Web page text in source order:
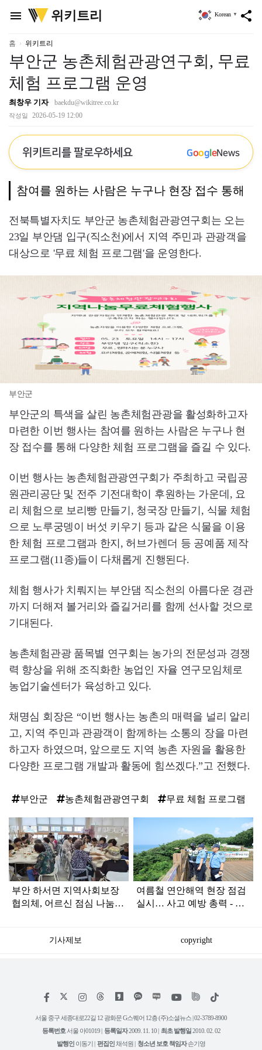
menu
위
키
리
위키트리 share
Korean ▼
홈 위키트리
부안군 농촌체험관광연구회, 무료
체험 프로그램 운영
최창우 기자 baekdu@wikitree.co.kr
작성일 2026-05-19 12:00
위키트리를 팔로우하세요 GoogleNews
참여를 원하는 사람은 누구나 현장 접수 통해
전북특별자치도 부안군 농촌체험관광연구회는 오는
23일 부안댐 입구(직소천)에서 지역 주민과 관광객을
대상으로 '무료 체험 프로그램'을 운영한다.
부안군
부안군의 특색을 살린 농촌체험관광을 활성화하고자
마련한 이번 행사는 참여를 원하는 사람은 누구나 현
장 접수를 통해 다양한 체험 프로그램을 즐길 수 있다.
이번 행사는 농촌체험관광연구회가 주최하고 국립공
원관리공단 및 전주 기전대학이 후원하는 가운데, 요
리 체험으로 보리빵 만들기, 청국장 만들기, 식물 체험
으로 노루궁뎅이 버섯 키우기 등과 같은 식물을 이용
한 체험 프로그램과 한지, 허브가렌더 등 공예품 제작
프로그램(11종)들이 다채롭게 진행된다.
체험 행사가 치뤄지는 부안댐 직소천의 아름다운 경관
까지 더해져 볼거리와 즐길거리를 함께 선사할 것으로
기대된다.
농촌체험관광 품목별 연구회는 농가의 전문성과 경쟁
력 향상을 위해 조직화한 농업인 자율 연구모임체로
농업기술센터가 육성하고 있다.
채명심 회장은 “이번 행사는 농촌의 매력을 널리 알리
고, 지역 주민과 관광객이 함께하는 소통의 장을 마련
하고자 하였으며, 앞으로도 지역 농촌 자원을 활용한
다양한 프로그램 개발과 활동에 힘쓰겠다.”고 전했다.
부안군 농촌체험관광연구회 무료 체험 프로그램
탑
라
인
부안 하서면 지역사회보장
협의체, 어르신 점심 나눔
여름철 연안해역 현장 점검
실시… 사고 예방 총력 - 하
기사제보 copyright
페
스
북
인
타
그
램
위
트
리
유
튜
틱
서울 중구 세종대로22길 12 광화문 G스퀘어 12층 (주)소셜뉴스 | 02-3789-8900
등록번호 서울 아01019 | 등록일자2009. 11. 10 | 최초 발행일2010. 02. 02
발행인 이동기 | 편집인채석원 | 청소년 보호 책임자손기영